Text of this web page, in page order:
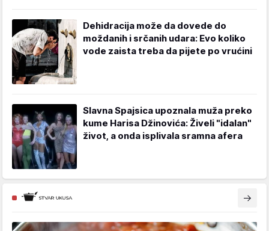
Dehidracija može da dovede do
moždanih i srčanih udara: Evo koliko
vode zaista treba da pijete po vrućini
Slavna Spajsica upoznala muža preko
kume Harisa Džinovića: Živeli "idalan"
život, a onda isplivala sramna afera